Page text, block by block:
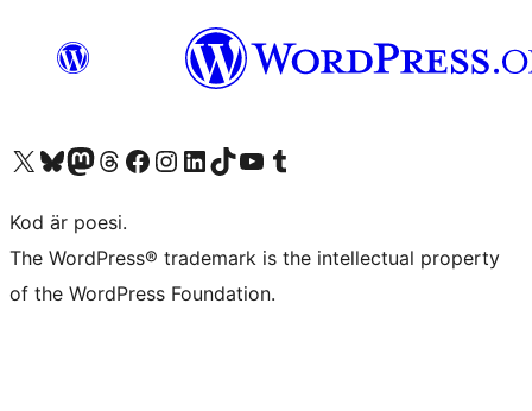
Besök vår X-konto (f.d. Twitter)
Besök vårt Bluesky-konto
Besök vårt Mastodon-konto
Besök vårt Thread-konto
Besök vår Facebook-sidaBesök vårt Instagram-konto
Besök vårt LinkedIn-konto
Besök vårt TikTok-konto
Besök vår YouTube-kanalBesök vårt Tumblr-konto
Kod är poesi.
The WordPress® trademark is the intellectual property
of the WordPress Foundation.